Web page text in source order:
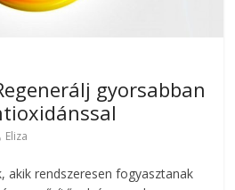
gyorsabban
Eliza
akik rendszeresen fogyasztanak